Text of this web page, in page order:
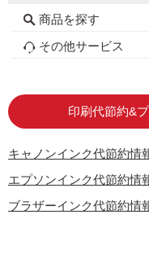
商品を探す
初心者用セット
キャノンインク
エプソンインク
ブラザーインク
詰め替えインク
互換インクボトル
互換インクカートリ
再生インクカートリ
トナーカートリッジ
その他サービス
印刷代節約&
キャノンインク代節約情
エプソンインク代節約情
ブラザーインク代節約情